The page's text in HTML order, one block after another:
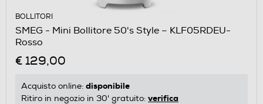
BOLLITORI
SMEG - Mini Bollitore 50's Style – KLF05RDEU-
Rosso
€ 129,00
Acquisto online: disponibile
Ritiro in negozio in 30' gratuito: verifica